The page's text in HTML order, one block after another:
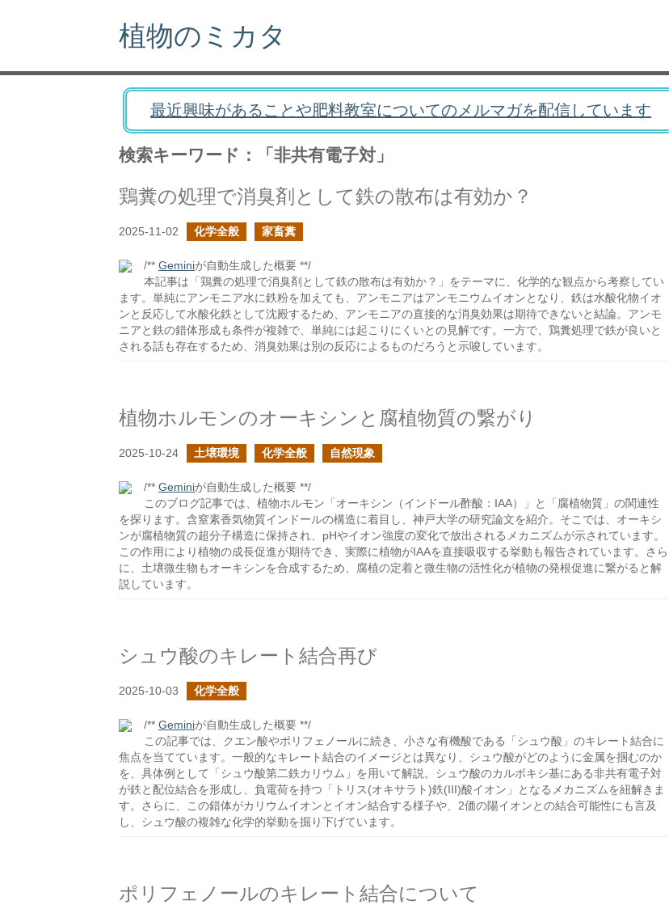
植物のミカタ
最近興味があることや肥料教室についてのメルマガを配信しています
検索キーワード：「非共有電子対」
鶏糞の処理で消臭剤として鉄の散布は有効か？
2025-11-02 化学全般 家畜糞
/** Geminiが自動生成した概要 **/
本記事は「鶏糞の処理で消臭剤として鉄の散布は有効か？」をテーマに、化学的な観点から考察してい
ます。単純にアンモニア水に鉄粉を加えても、アンモニアはアンモニウムイオンとなり、鉄は水酸化物イオ
ンと反応して水酸化鉄として沈殿するため、アンモニアの直接的な消臭効果は期待できないと結論。アンモ
ニアと鉄の錯体形成も条件が複雑で、単純には起こりにくいとの見解です。一方で、鶏糞処理で鉄が良いと
される話も存在するため、消臭効果は別の反応によるものだろうと示唆しています。
植物ホルモンのオーキシンと腐植物質の繋がり
2025-10-24 土壌環境 化学全般 自然現象
/** Geminiが自動生成した概要 **/
このブログ記事では、植物ホルモン「オーキシン（インドール酢酸：IAA）」と「腐植物質」の関連性
を探ります。含窒素香気物質インドールの構造に着目し、神戸大学の研究論文を紹介。そこでは、オーキシ
ンが腐植物質の超分子構造に保持され、pHやイオン強度の変化で放出されるメカニズムが示されています。
この作用により植物の成長促進が期待でき、実際に植物がIAAを直接吸収する挙動も報告されています。さら
に、土壌微生物もオーキシンを合成するため、腐植の定着と微生物の活性化が植物の発根促進に繋がると解
説しています。
シュウ酸のキレート結合再び
2025-10-03 化学全般
/** Geminiが自動生成した概要 **/
この記事では、クエン酸やポリフェノールに続き、小さな有機酸である「シュウ酸」のキレート結合に
焦点を当てています。一般的なキレート結合のイメージとは異なり、シュウ酸がどのように金属を掴むのか
を、具体例として「シュウ酸第二鉄カリウム」を用いて解説。シュウ酸のカルボキシ基にある非共有電子対
が鉄と配位結合を形成し、負電荷を持つ「トリス(オキサラト)鉄(III)酸イオン」となるメカニズムを紐解きま
す。さらに、この錯体がカリウムイオンとイオン結合する様子や、2価の陽イオンとの結合可能性にも言及
し、シュウ酸の複雑な化学的挙動を掘り下げています。
ポリフェノールのキレート結合について